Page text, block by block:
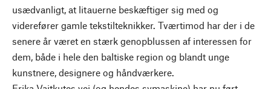
usædvanligt, at litauerne beskæftiger sig med og
viderefører gamle tekstilteknikker. Tværtimod har der i de
senere år været en stærk genopblussen af interessen for
dem, både i hele den baltiske region og blandt unge
kunstnere, designere og håndværkere.